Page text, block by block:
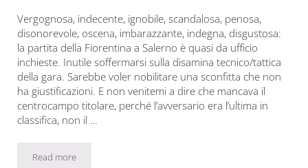
Vergognosa, indecente, ignobile, scandalosa, penosa,
disonorevole, oscena, imbarazzante, indegna, disgustosa:
la partita della Fiorentina a Salerno è quasi da ufficio
inchieste. Inutile soffermarsi sulla disamina tecnico/tattica
della gara. Sarebbe voler nobilitare una sconfitta che non
ha giustificazioni. E non venitemi a dire che mancava il
centrocampo titolare, perché l’avversario era l’ultima in
classifica, non il …
Read moreSalernitana-Fiorentina 2-1: io l’ho vista così (Vergognosa,